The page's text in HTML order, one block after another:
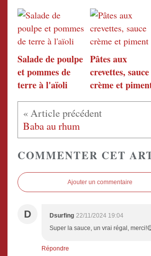
Salade de poulpe
et pommes de
terre à l'aïoli
Pâtes aux
crevettes, sauce
crème et
Baba au rhum
COMMENTER CET
Ajouter un commentaire
D Dsurfing 22/11/2024 19:04
Super la sauce, un vrai régal,
Répondre